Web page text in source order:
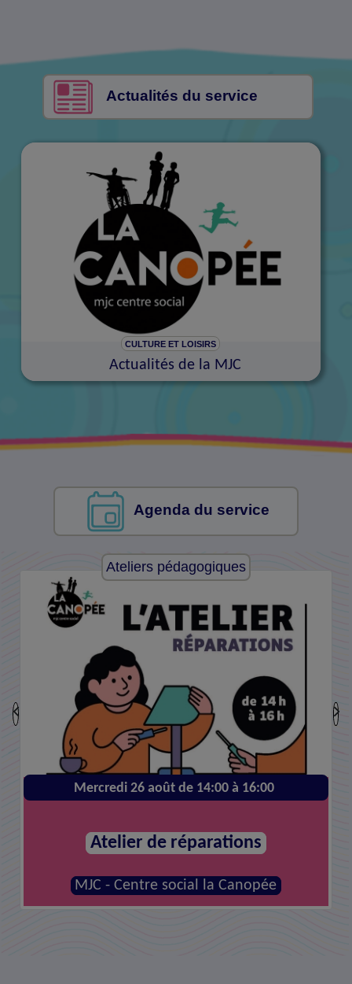
Actualités du service
CULTURE ET LOISIRS
Actualités de la MJC
Agenda du service
Ateliers pédagogiques
Mercredi 26 août de 14:00 à 16:00
Atelier de réparations
MJC - Centre social la Canopée